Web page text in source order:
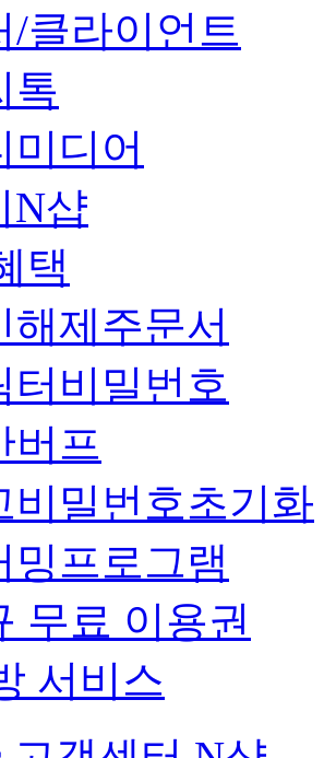
/클라이언트
톡
미디어
N샵
택
해제주문서
터비밀번호
버프
비밀번호초기화
밍프로그램
무료 이용권
서비스